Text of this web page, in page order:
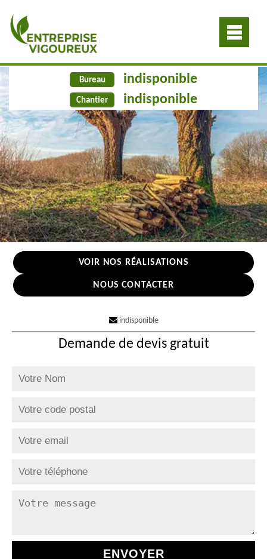
Bureau indisponible
Chantier indisponible
VOIR NOS RÉALISATIONS
NOUS CONTACTER
indisponible
Demande de devis gratuit